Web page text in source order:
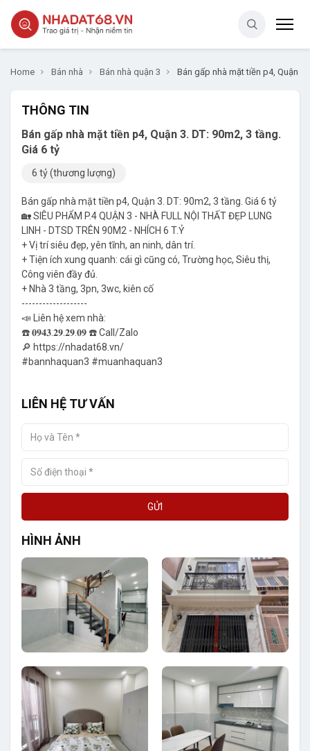
Home Bán nhà Bán nhà quận 3 Bán gấp nhà mặt tiền p4, Quận 3.
THÔNG TIN
Bán gấp nhà mặt tiền p4, Quận 3. DT: 90m2, 3 tầng.
Giá 6 tỷ
6 tỷ (thương lượng)
Bán gấp nhà mặt tiền p4, Quận 3. DT: 90m2, 3 tầng. Giá 6 tỷ
🏡 SIÊU PHẨM P.4 QUẬN 3 - NHÀ FULL NỘI THẤT ĐẸP LUNG
LINH - DTSD TRÊN 90M2 - NHÍCH 6 T.Ỷ
+ Vị trí siêu đẹp, yên tĩnh, an ninh, dân trí.
+ Tiện ích xung quanh: cái gì cũng có, Trường học, Siêu thị,
Công viên đầy đủ.
+ Nhà 3 tầng, 3pn, 3wc, kiên cố
-------------------
📣 Liên hệ xem nhà:
☎️ 𝟎𝟗𝟒𝟑.𝟐𝟗.𝟐𝟗.𝟎𝟗 ☎️ Call/Zalo
🔎 https://nhadat68.vn/
#bannhaquan3 #muanhaquan3
LIÊN HỆ TƯ VẤN
GỬI
HÌNH ẢNH